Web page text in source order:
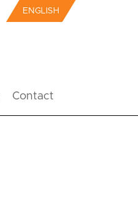
ENGLISH
Contact